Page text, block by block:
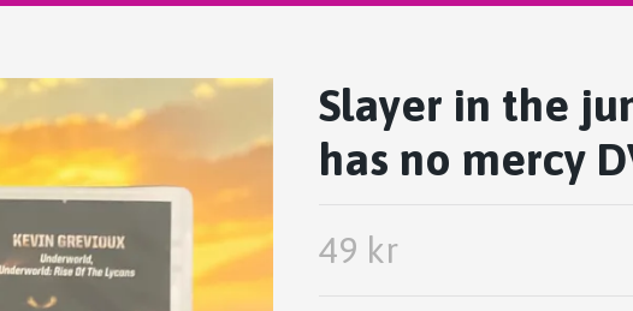
Slayer in the
has no mercy
49 kr